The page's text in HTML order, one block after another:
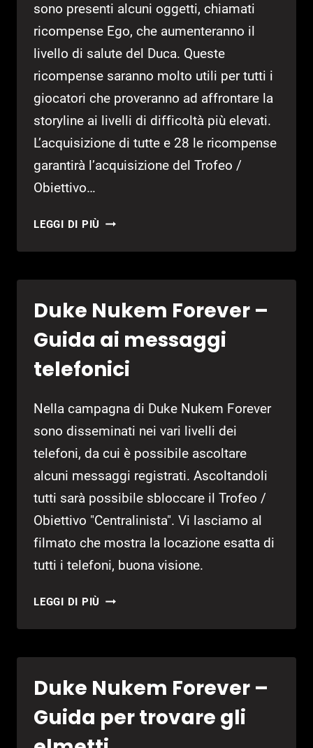
sono presenti alcuni oggetti, chiamati
ricompense Ego, che aumenteranno il
livello di salute del Duca. Queste
ricompense saranno molto utili per tutti i
giocatori che proveranno ad affrontare la
storyline ai livelli di difficoltà più elevati.
L’acquisizione di tutte e 28 le ricompense
garantirà l’acquisizione del Trofeo /
Obiettivo…
LEGGI DI PIÙ DUKE
FOREVER
PER
TUTTE
LE
RICOMPENSE
Duke Nukem Forever –
Guida ai messaggi
telefonici
Nella campagna di Duke Nukem Forever
sono disseminati nei vari livelli dei
telefoni, da cui è possibile ascoltare
alcuni messaggi registrati. Ascoltandoli
tutti sarà possibile sbloccare il Trofeo /
Obiettivo "Centralinista". Vi lasciamo al
filmato che mostra la locazione esatta di
tutti i telefoni, buona visione.
LEGGI DI PIÙ DUKE
FOREVER
AI
TELEFONICI
Duke Nukem Forever –
Guida per trovare gli